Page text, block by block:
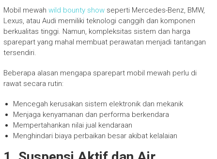
Mobil mewah wild bounty show seperti Mercedes-Benz, BMW,
Lexus, atau Audi memiliki teknologi canggih dan komponen
berkualitas tinggi. Namun, kompleksitas sistem dan harga
sparepart yang mahal membuat perawatan menjadi tantangan
tersendiri.
Beberapa alasan mengapa sparepart mobil mewah perlu di
rawat secara rutin:
Mencegah kerusakan sistem elektronik dan mekanik
Menjaga kenyamanan dan performa berkendara
Mempertahankan nilai jual kendaraan
Menghindari biaya perbaikan besar akibat kelalaian